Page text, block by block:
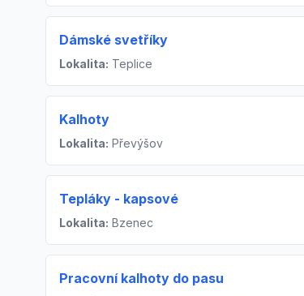
Dámské svetříky
Lokalita: Teplice
Kalhoty
Lokalita: Převýšov
Tepláky - kapsové
Lokalita: Bzenec
Pracovní kalhoty do pasu